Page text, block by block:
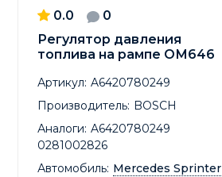
0.0
0
Регулятор давления
топлива на рампе ОМ646
Артикул: A6420780249
Производитель: BOSCH
Аналоги: A6420780249
0281002826
Автомобиль: Mercedes Sprinter